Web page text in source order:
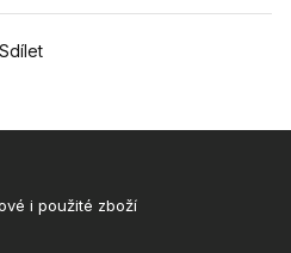
Sdílet
i použité zboží